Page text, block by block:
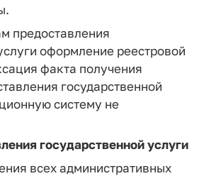
предоставления
оформление реестровой
факта получения
государственной
систему не
государственной услуги
всех административных